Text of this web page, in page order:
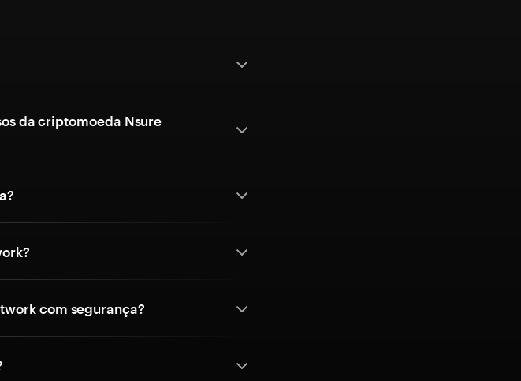
da criptomoeda Nsure
com segurança?